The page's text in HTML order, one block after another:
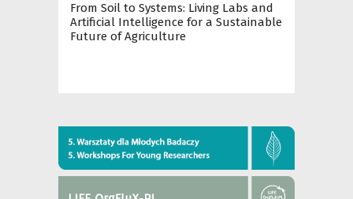
From Soil to Systems: Living Labs and
Artificial Intelligence for a Sustainable
Future of Agriculture